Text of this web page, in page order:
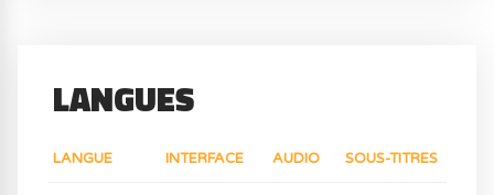
LANGUES
LANGUE INTERFACE AUDIO SOUS-TITRES